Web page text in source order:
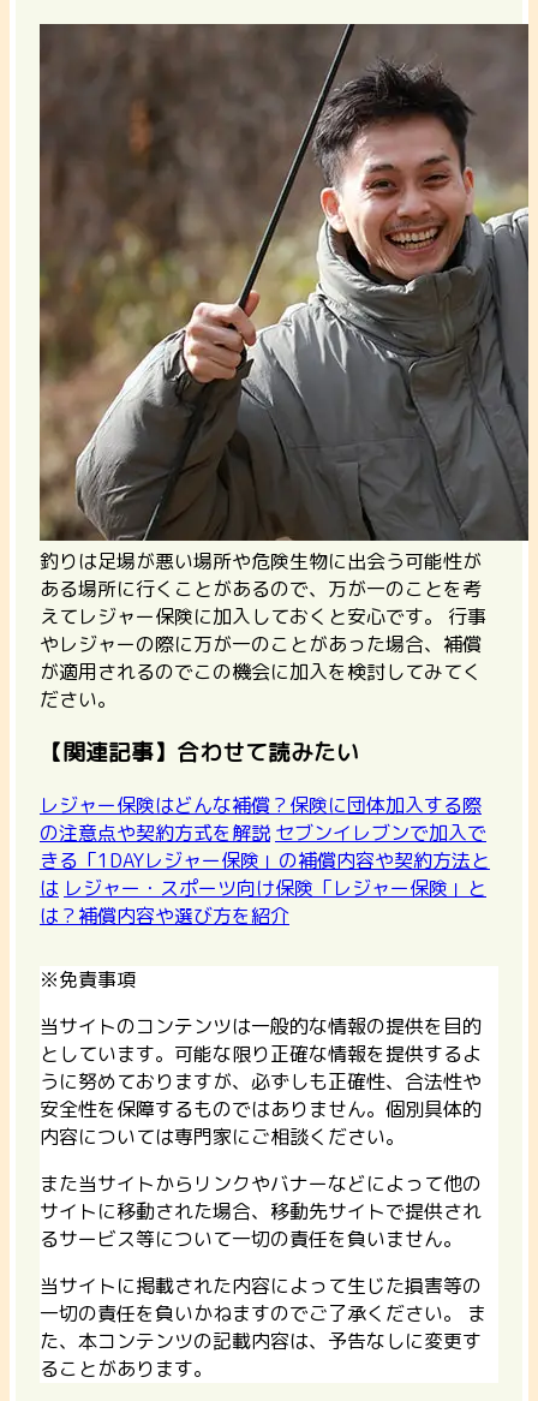
釣りは足場が悪い場所や危険生物に出会う可能性が
ある場所に行くことがあるので、万が一のことを考
えてレジャー保険に加入しておくと安心です。 行事
やレジャーの際に万が一のことがあった場合、補償
が適用されるのでこの機会に加入を検討してみてく
ださい。
【関連記事】合わせて読みたい
レジャー保険はどんな補償？保険に団体加入する際
の注意点や契約方式を解説 セブンイレブンで加入で
きる「1DAYレジャー保険」の補償内容や契約方法と
は レジャー・スポーツ向け保険「レジャー保険」と
は？補償内容や選び方を紹介
※免責事項
当サイトのコンテンツは一般的な情報の提供を目的
としています。可能な限り正確な情報を提供するよ
うに努めておりますが、必ずしも正確性、合法性や
安全性を保障するものではありません。個別具体的
内容については専門家にご相談ください。
また当サイトからリンクやバナーなどによって他の
サイトに移動された場合、移動先サイトで提供され
るサービス等について一切の責任を負いません。
当サイトに掲載された内容によって生じた損害等の
一切の責任を負いかねますのでご了承ください。 ま
た、本コンテンツの記載内容は、予告なしに変更す
ることがあります。